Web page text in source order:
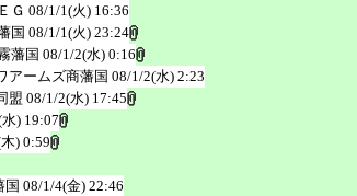
Ｇ 08/1/1(火) 16:36
国 08/1/1(火) 23:24
藩国 08/1/2(水) 0:16
ームズ商藩国 08/1/2(水) 2:23
盟 08/1/2(水) 17:45
) 19:07
) 0:59
国 08/1/4(金) 22:46